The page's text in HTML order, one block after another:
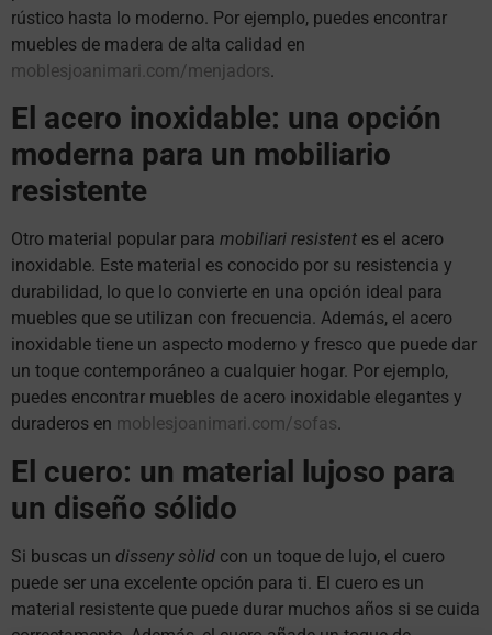
rústico hasta lo moderno. Por ejemplo, puedes encontrar
muebles de madera de alta calidad en
moblesjoanimari.com/menjadors.
El acero inoxidable: una opción
moderna para un mobiliario
resistente
Otro material popular para mobiliari resistent es el acero
inoxidable. Este material es conocido por su resistencia y
durabilidad, lo que lo convierte en una opción ideal para
muebles que se utilizan con frecuencia. Además, el acero
inoxidable tiene un aspecto moderno y fresco que puede dar
un toque contemporáneo a cualquier hogar. Por ejemplo,
puedes encontrar muebles de acero inoxidable elegantes y
duraderos en moblesjoanimari.com/sofas.
El cuero: un material lujoso para
un diseño sólido
Si buscas un disseny sòlid con un toque de lujo, el cuero
puede ser una excelente opción para ti. El cuero es un
material resistente que puede durar muchos años si se cuida